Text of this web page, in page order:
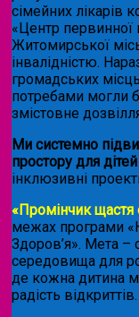
сімейних лікарів
«Центр первинної
Житомирської
інвалідністю.
громадських
потребами могли
змістовне
Ми системно
простору для
інклюзивні
«Промінчик щастя
межах програми
Здоров’я». Мета –
середовища для
де кожна дитина
радість відкриттів.